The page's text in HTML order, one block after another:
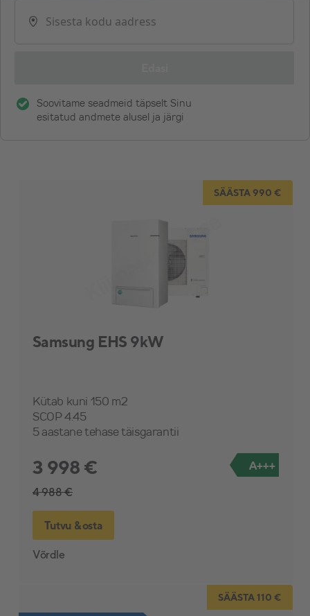
Soovitame seadmeid täpselt Sinu
esitatud andmete alusel ja järgi
SÄÄSTA 990 €
Samsung EHS 9kW
Kütab kuni 150 m2
SCOP 4.45
5 aastane tehase täisgarantii
3 998 €
4 988 €
A+++
Tutvu & osta
Võrdle
SÄÄSTA 110 €